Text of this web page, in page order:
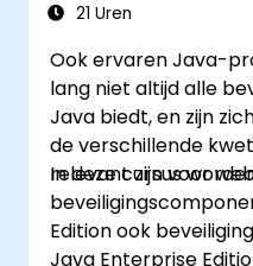
dwingen en gehard
veerkrachtig is
21 Uren
Ook ervaren Java-
lang niet altijd alle
Java biedt, en zijn
de verschillende
relevant zijn voor
In deze cursus
Edition ook
Java Enterprise